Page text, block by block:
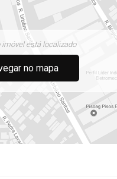
imóvel está localizado
no mapa